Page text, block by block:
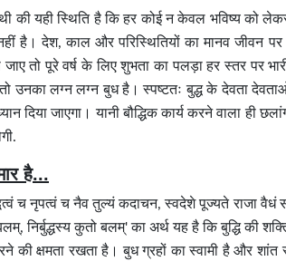
की यही स्थिति है कि हर कोई न केवल भविष्य को
है। देश, काल और परिस्थितियों का मानव जीवन
जाए तो पूरे वर्ष के लिए शुभता का पलड़ा हर स्तर
उनका लग्न लग्न बुध है। स्पष्टतः बुद्ध के देवता
दिया जाएगा। यानी बौद्धिक कार्य करने वाला
है...
च नृपत्वं च नैव तुल्यं कदाचन, स्वदेशे पूज्यते राजा वैधं
निर्बुद्धस्य कुतो बलम्' का अर्थ यह है कि बुद्धि की
की क्षमता रखता है। बुध ग्रहों का स्वामी है और